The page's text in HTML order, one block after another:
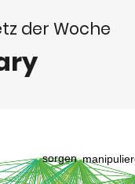
der Woche